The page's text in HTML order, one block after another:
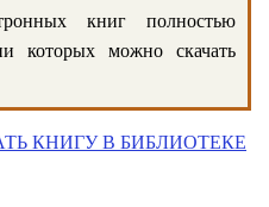
книг полностью
которых можно скачать
КНИГУ В БИБЛИОТЕКЕ